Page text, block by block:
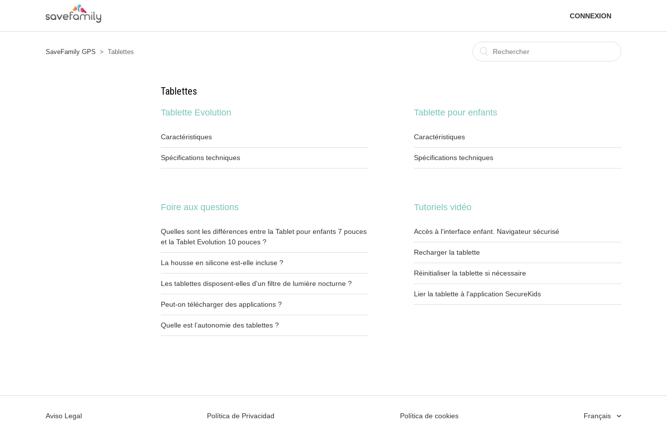
CONNEXION
SaveFamily GPS Tablettes
Tablettes
Tablette Evolution
Caractéristiques
Spécifications techniques
Tablette pour enfants
Caractéristiques
Spécifications techniques
Foire aux questions
Quelles sont les différences entre la Tablet pour enfants 7 pouces
et la Tablet Evolution 10 pouces ?
La housse en silicone est-elle incluse ?
Les tablettes disposent-elles d'un filtre de lumière nocturne ?
Peut-on télécharger des applications ?
Quelle est l’autonomie des tablettes ?
Tutoriels vidéo
Accès à l'interface enfant. Navigateur sécurisé
Recharger la tablette
Réinitialiser la tablette si nécessaire
Lier la tablette à l'application SecureKids
Aviso Legal Política de Privacidad Política de cookies Français